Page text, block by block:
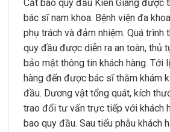
Cắt bao quy đầu Kiên Giang được
bác sĩ nam khoa. Bệnh viện đa
phụ trách và đảm nhiệm. Quá trình
quy đầu được diễn ra an toàn, thủ
bảo mật thông tin khách hàng. Tới
hàng đến được bác sĩ thăm khám
đầu. Dương vật tổng quát, kích
trao đổi tư vấn trực tiếp với khách
bao quy đầu. Sau tiểu phẫu khách